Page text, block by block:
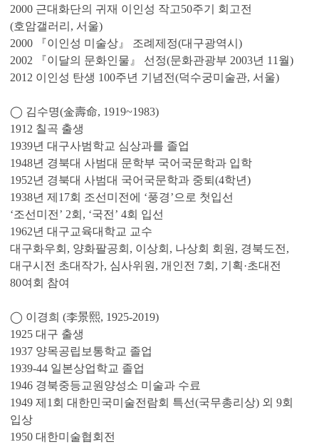
2000 근대화단의 귀재 이인성 작고50주기 회고전
(호암갤러리, 서울)
2000 『이인성 미술상』 조례제정(대구광역시)
2002 『이달의 문화인물』 선정(문화관광부 2003년 11월)
2012 이인성 탄생 100주년 기념전(덕수궁미술관, 서울)
◯ 김수명(金壽命, 1919~1983)
1912 칠곡 출생
1939년 대구사범학교 심상과를 졸업
1948년 경북대 사범대 문학부 국어국문학과 입학
1952년 경북대 사범대 국어국문학과 중퇴(4학년)
1938년 제17회 조선미전에 ‘풍경’으로 첫입선
‘조선미전’ 2회, ‘국전’ 4회 입선
1962년 대구교육대학교 교수
대구화우회, 양화팔공회, 이상회, 나상회 회원, 경북도전,
대구시전 초대작가, 심사위원, 개인전 7회, 기획·초대전
80여회 참여
◯ 이경희 (李景熙, 1925-2019)
1925 대구 출생
1937 양목공립보통학교 졸업
1939-44 일본상업학교 졸업
1946 경북중등교원양성소 미술과 수료
1949 제1회 대한민국미술전람회 특선(국무총리상) 외 9회
입상
1950 대한미술협회전